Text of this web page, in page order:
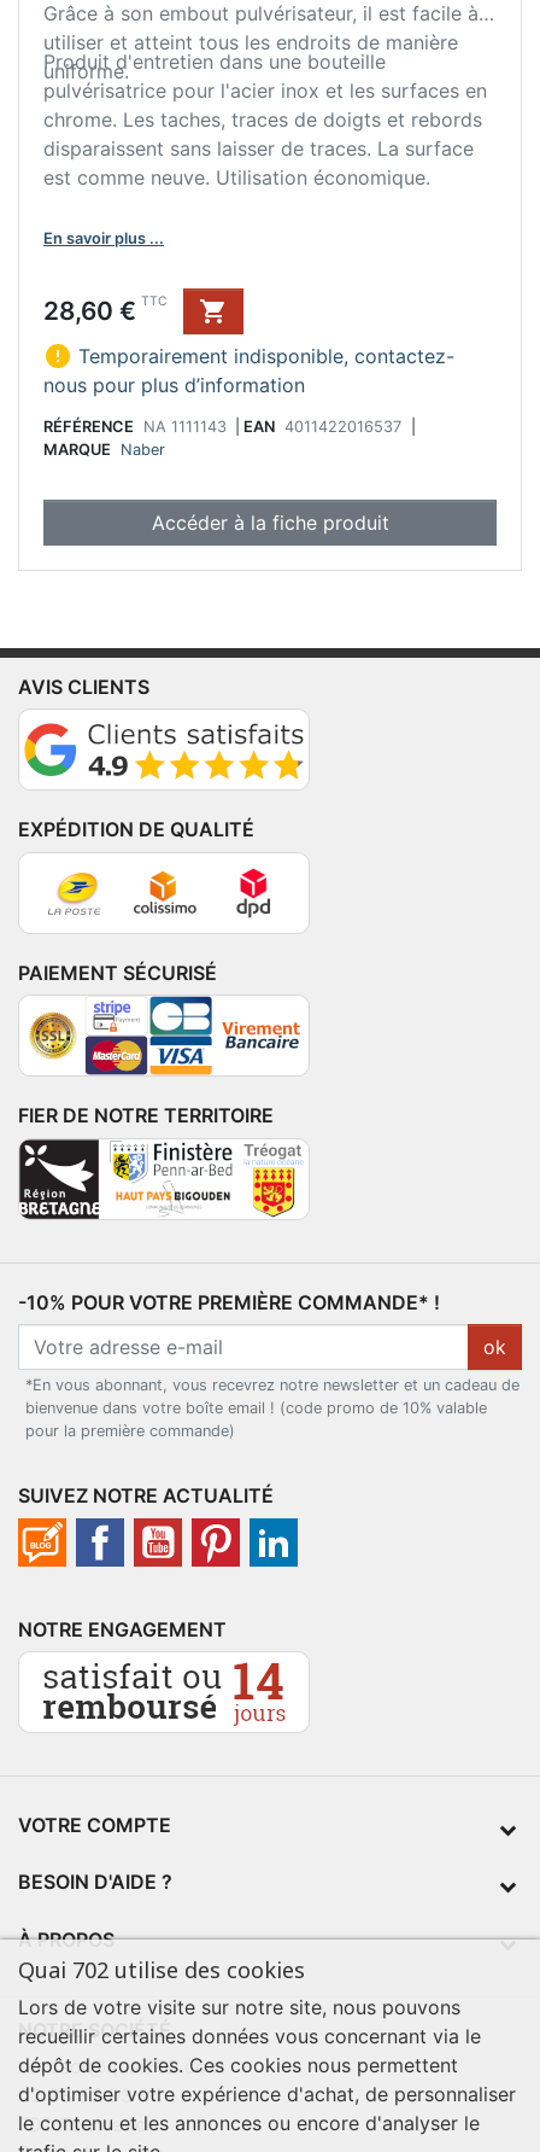
Grâce à son embout pulvérisateur, il est facile à
utiliser et atteint tous les endroits de manière
uniforme.
Produit d'entretien dans une bouteille
pulvérisatrice pour l'acier inox et les surfaces en
chrome. Les taches, traces de doigts et rebords
disparaissent sans laisser de traces. La surface
est comme neuve. Utilisation économique.
En savoir plus ...
Prix
28,60 € TTC

 Temporairement indisponible, contactez-
nous pour plus d’information
RÉFÉRENCE NA 1111143 EAN 4011422016537
MARQUE
Naber
Accéder à la fiche produit
AVIS CLIENTS
EXPÉDITION DE QUALITÉ
PAIEMENT SÉCURISÉ
FIER DE NOTRE TERRITOIRE
-10% POUR VOTRE PREMIÈRE COMMANDE* !
ok
*En vous abonnant, vous recevrez notre newsletter et un cadeau de
bienvenue dans votre boîte email ! (code promo de 10% valable
pour la première commande)
SUIVEZ NOTRE ACTUALITÉ
NOTRE ENGAGEMENT
VOTRE COMPTE
BESOIN D'AIDE ?
À PROPOS
NOTRE SOCIÉTÉ
contact@quai702.com
02 98 55 93 94
702 Tourne-Ici
Quai 702 utilise des cookies
Lors de votre visite sur notre site, nous pouvons
recueillir certaines données vous concernant via le
dépôt de cookies. Ces cookies nous permettent
d'optimiser votre expérience d'achat, de personnaliser
le contenu et les annonces ou encore d'analyser le